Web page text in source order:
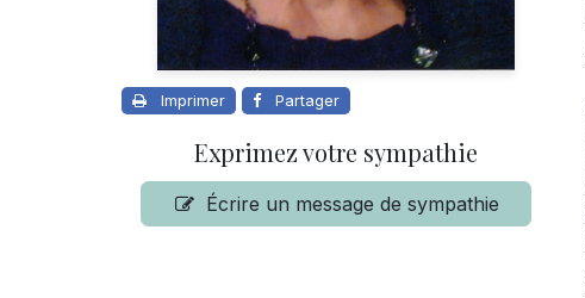
Imprimer Partager
Exprimez votre sympathie
Écrire un message de sympathie